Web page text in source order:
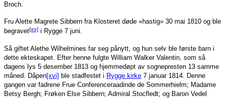
Broch.
Fru Alette Magrete Sibbern fra Klosteret døde «hastig» 30 mai 1810 og ble
begravet[xv] i Rygge 7 juni.
Så giftet Alethe Wilhelmines far seg pånytt, og hun selv ble første barn i
dette ekteskapet. Efter henne fulgte William Walker Valentin, som så
dagens lys 5 desember 1813 og hjemmedøpt av sognepresten 13 samme
måned. Dåpen[xvi] ble stadfestet i Rygge kirke 7 januar 1814. Denne
gangen var fadrene Frue Conferenceraadinde de Sommerhielm; Madame
Betsy Bergh; Frøken Else Sibbern; Admiral Stocfledt; og Baron Vedel